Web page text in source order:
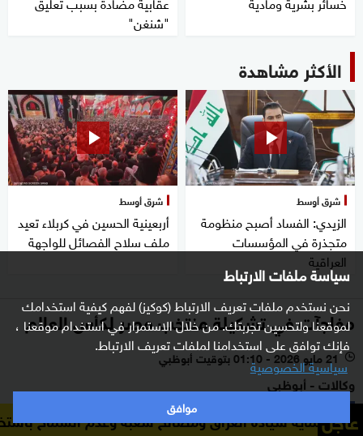
سياسة ملفات الارتباط
نحن نستخدم ملفات تعريف الارتباط (كوكيز) لفهم كيفية استخدامك
لموقعنا ولتحسين تجربتك. من خلال الاستمرار في استخدام موقعنا ،
فإنك توافق على استخدامنا لملفات تعريف الارتباط.
سياسية الخصوصية
موافق
"شنغن"
الأكثر مشاهدة
شرق أوسط
الزيدي: الفساد أصبح منظومة
متجذرة في المؤسسات
العراقية
شرق أوسط
أربعينية الحسين في كربلاء تعيد
ملف سلاح الفصائل للواجهة
مفاجآت في تشكيلة منتخب مصر لكأس العالم
l 21 مايو 2026 - 01:10 بتوقيت أبوظبي
وكالات - أبوظبي
عاجل العراق ومصالح شعبه وعدم السماح باستخدام